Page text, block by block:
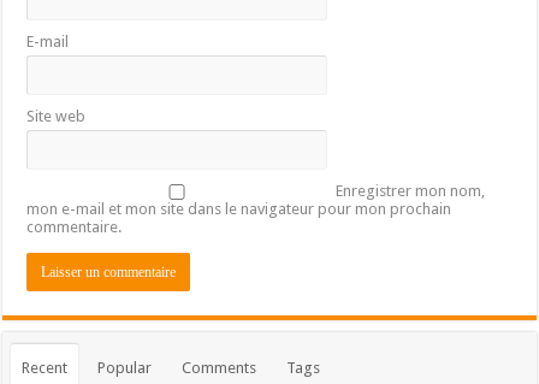
E-mail
Site web
Enregistrer mon nom,
mon e-mail et mon site dans le navigateur pour mon prochain
commentaire.
Recent Popular Comments Tags